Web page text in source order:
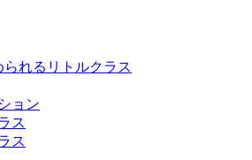
られるリトルクラス
ョン
ス
ス